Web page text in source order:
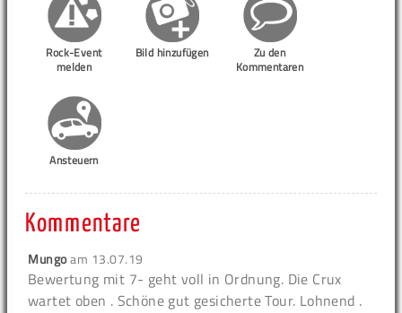
Rock-Event
melden
Bild hinzufügen
Zu den
Kommentaren
Ansteuern
Kommentare
Mungoam 13.07.19
Bewertung mit 7- geht voll in Ordnung. Die Crux
wartet oben . Schöne gut gesicherte Tour. Lohnend .